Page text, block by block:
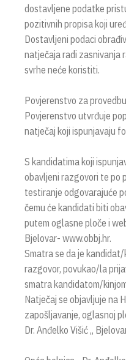
dostavljene podatke
pozitivnih propisa koji
Dostavljeni podaci
natječaja radi zasnivanja
svrhe neće koristiti.
Povjerenstvo za
Povjerenstvo utvrđuje
natječaj koji ispunjavaju
S kandidatima koji
obavljeni razgovori te po
testiranje odgovarajuće
čemu će kandidati biti
putem oglasne ploče i
Bjelovar- www.obbj.hr.
Smatra se da je
razgovor, povukao/la
smatra kandidatom/
Natječaj se objavljuje na
zapošljavanje, oglasnoj
Dr. Anđelko Višić „